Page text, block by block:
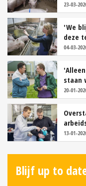
23-03-
'We
deze
04-03-
staan
20-01-
13-01-
Blijf up to